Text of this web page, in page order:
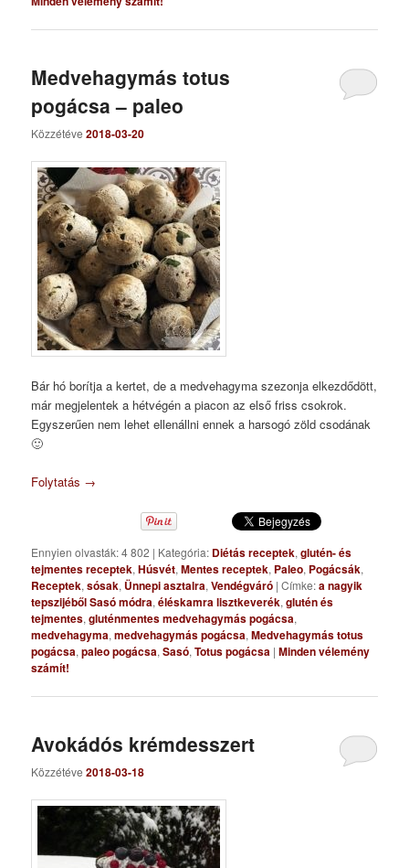
Medvehagymás totus
pogácsa – paleo
Közzétéve2018-03-20
Bár hó borítja a kertet, de a medvehagyma szezonja elkezdődött,
már megjelentek a hétvégén a piacon az első friss csokrok.
Egyszerűen nem lehet ellenállni ennek a harsogó zöld csodának
🙂
Folytatás →
Ennyien olvasták: 4 802 | Kategória: Diétás receptek,glutén- és
tejmentes receptek,Húsvét,Mentes receptek, Paleo, Pogácsák,
Receptek,sósak, Ünnepi asztalra,Vendégváró |Címke:a nagyik
tepszijéből Sasó módra,éléskamra lisztkeverék,glutén és
tejmentes,gluténmentes medvehagymás pogácsa,
medvehagyma,medvehagymás pogácsa,Medvehagymás totus
pogácsa,paleo pogácsa,Sasó,Totus pogácsa |Minden vélemény
számít!
Avokádós krémdesszert
Közzétéve2018-03-18